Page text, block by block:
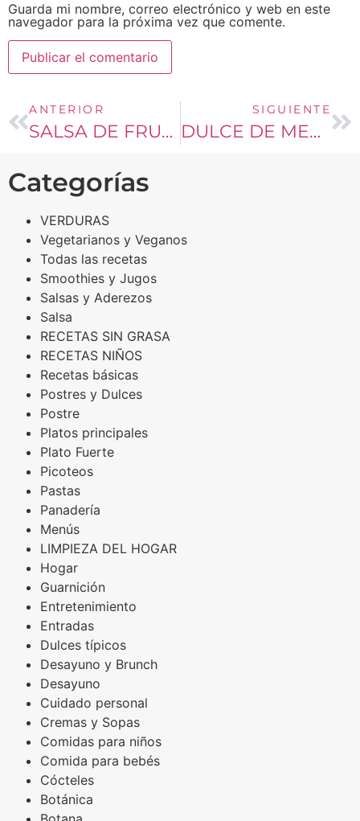
Guarda mi nombre, correo electrónico y web en este
navegador para la próxima vez que comente.
ANTERIOR
SALSA DE FRUTOS ROJOS
SIGUIENTE
DULCE DE MEMBRILLOS
Categorías
VERDURAS
Vegetarianos y Veganos
Todas las recetas
Smoothies y Jugos
Salsas y Aderezos
Salsa
RECETAS SIN GRASA
RECETAS NIÑOS
Recetas básicas
Postres y Dulces
Postre
Platos principales
Plato Fuerte
Picoteos
Pastas
Panadería
Menús
LIMPIEZA DEL HOGAR
Hogar
Guarnición
Entretenimiento
Entradas
Dulces típicos
Desayuno y Brunch
Desayuno
Cuidado personal
Cremas y Sopas
Comidas para niños
Comida para bebés
Cócteles
Botánica